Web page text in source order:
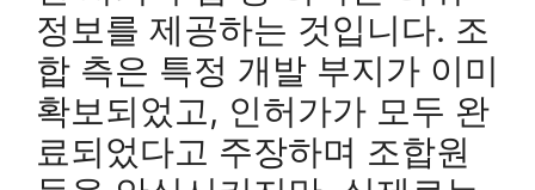
정보를 제공하는 것입니다. 조
합 측은 특정 개발 부지가 이미
확보되었고, 인허가가 모두 완
료되었다고 주장하며 조합원